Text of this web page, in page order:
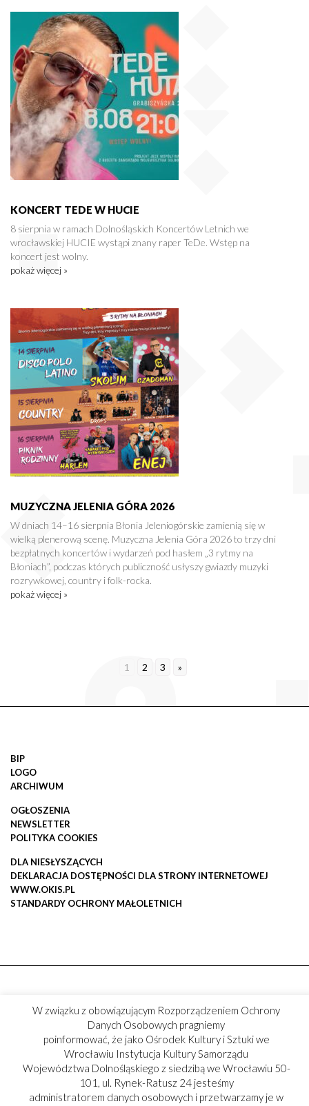
KONCERT TEDE W HUCIE
8 sierpnia w ramach Dolnośląskich Koncertów Letnich we
wrocławskiej HUCIE wystąpi znany raper TeDe. Wstęp na
koncert jest wolny.
pokaż więcej »
MUZYCZNA JELENIA GÓRA 2026
W dniach 14–16 sierpnia Błonia Jeleniogórskie zamienią się w
wielką plenerową scenę. Muzyczna Jelenia Góra 2026 to trzy dni
bezpłatnych koncertów i wydarzeń pod hasłem „3 rytmy na
Błoniach”, podczas których publiczność usłyszy gwiazdy muzyki
rozrywkowej, country i folk-rocka.
pokaż więcej »
1 2 3 »
BIP
LOGO
ARCHIWUM
OGŁOSZENIA
NEWSLETTER
POLITYKA COOKIES
DLA NIESŁYSZĄCYCH
DEKLARACJA DOSTĘPNOŚCI DLA STRONY INTERNETOWEJ
WWW.OKIS.PL
STANDARDY OCHRONY MAŁOLETNICH
W związku z obowiązującym Rozporządzeniem Ochrony
Danych Osobowych pragniemy
poinformować, że jako Ośrodek Kultury i Sztuki we
Wrocławiu Instytucja Kultury Samorządu
Województwa Dolnośląskiego z siedzibą we Wrocławiu 50-
101, ul. Rynek-Ratusz 24 jesteśmy
administratorem danych osobowych i przetwarzamy je w